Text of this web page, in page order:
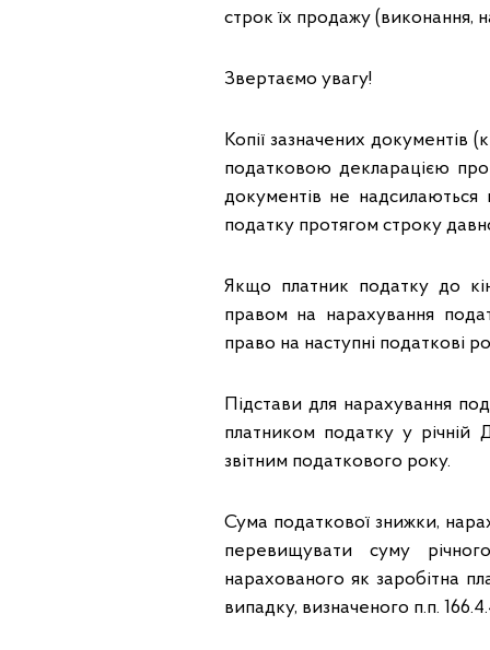
строк їх продажу (виконання,
Звертаємо увагу!
Копії зазначених
податковою декларацією
документів не
податку протягом строку
Якщо платник податку до
правом на нарахування
право на наступні податкові
Підстави для нарахування
платником податку у річній
звітним податкового року.
Сума податкової знижки,
перевищувати суму
нарахованого як заробітна
випадку, визначеного п.п.